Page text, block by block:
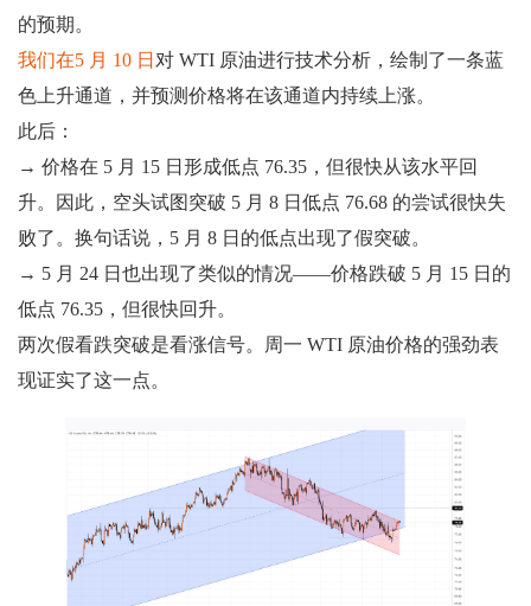
的预期。
我们在5 月 10 日 对 WTI 原油进行技术分析，绘制了一条蓝
色上升通道，并预测价格将在该通道内持续上涨。
此后：
→ 价格在 5 月 15 日形成低点 76.35，但很快从该水平回
升。因此，空头试图突破 5 月 8 日低点 76.68 的尝试很快失
败了。换句话说，5 月 8 日的低点出现了假突破。
→ 5 月 24 日也出现了类似的情况——价格跌破 5 月 15 日的
低点 76.35，但很快回升。
两次假看跌突破是看涨信号。周一​​ WTI 原油价格的强劲表
现证实了这一点。